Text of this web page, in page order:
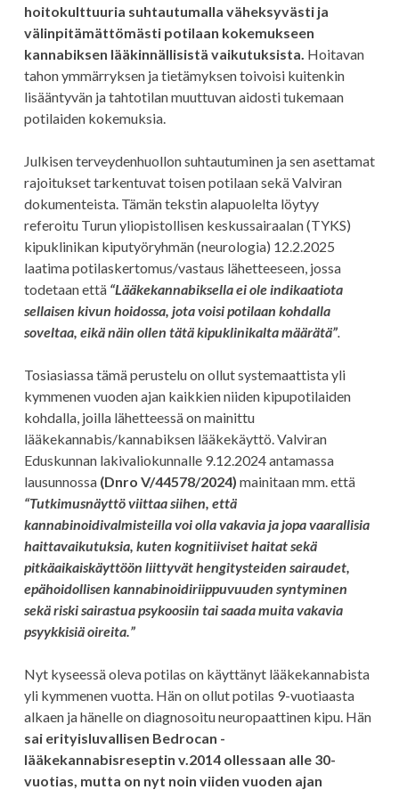
hoitokulttuuria suhtautumalla väheksyvästi ja
välinpitämättömästi potilaan kokemukseen
kannabiksen lääkinnällisistä vaikutuksista. Hoitavan
tahon ymmärryksen ja tietämyksen toivoisi kuitenkin
lisääntyvän ja tahtotilan muuttuvan aidosti tukemaan
potilaiden kokemuksia.
Julkisen terveydenhuollon suhtautuminen ja sen asettamat
rajoitukset tarkentuvat toisen potilaan sekä Valviran
dokumenteista. Tämän tekstin alapuolelta löytyy
referoitu Turun yliopistollisen keskussairaalan (TYKS)
kipuklinikan kiputyöryhmän (neurologia) 12.2.2025
laatima potilaskertomus/vastaus lähetteeseen, jossa
todetaan että “Lääkekannabiksella ei ole indikaatiota
sellaisen kivun hoidossa, jota voisi potilaan kohdalla
soveltaa, eikä näin ollen tätä kipuklinikalta määrätä”.
Tosiasiassa tämä perustelu on ollut systemaattista yli
kymmenen vuoden ajan kaikkien niiden kipupotilaiden
kohdalla, joilla lähetteessä on mainittu
lääkekannabis/kannabiksen lääkekäyttö. Valviran
Eduskunnan lakivaliokunnalle 9.12.2024 antamassa
lausunnossa (Dnro V/44578/2024) mainitaan mm. että
“Tutkimusnäyttö viittaa siihen, että
kannabinoidivalmisteilla voi olla vakavia ja jopa vaarallisia
haittavaikutuksia, kuten kognitiiviset haitat sekä
pitkäaikaiskäyttöön liittyvät hengitysteiden sairaudet,
epähoidollisen kannabinoidiriippuvuuden syntyminen
sekä riski sairastua psykoosiin tai saada muita vakavia
psyykkisiä oireita.”
Nyt kyseessä oleva potilas on käyttänyt lääkekannabista
yli kymmenen vuotta. Hän on ollut potilas 9-vuotiaasta
alkaen ja hänelle on diagnosoitu neuropaattinen kipu. Hän
sai erityisluvallisen Bedrocan -
lääkekannabisreseptin v.2014 ollessaan alle 30-
vuotias, mutta on nyt noin viiden vuoden ajan